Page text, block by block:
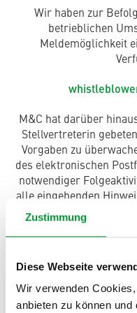
Zustimmung
Diese Webseite
Wir verwenden
anbieten zu können
Wir haben zur
betrieblichen
Meldemöglichkeit
M&C hat darüber
Stellvertreterin
Vorgaben zu
des elektronischen
notwendiger
alle eingehenden
Einzelfall – je nach
M&C keinen Zugriff auf
sowohl die
Anonymität der